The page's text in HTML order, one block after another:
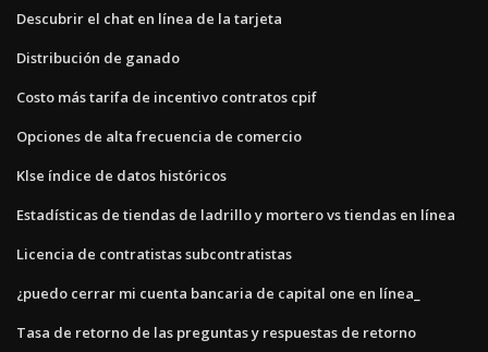
Descubrir el chat en línea de la tarjeta
Distribución de ganado
Costo más tarifa de incentivo contratos cpif
Opciones de alta frecuencia de comercio
Klse índice de datos históricos
Estadísticas de tiendas de ladrillo y mortero vs tiendas en línea
Licencia de contratistas subcontratistas
¿puedo cerrar mi cuenta bancaria de capital one en línea_
Tasa de retorno de las preguntas y respuestas de retorno